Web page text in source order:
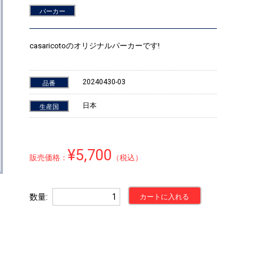
パーカー
casaricotoのオリジナルパーカーです!
品番 20240430-03
生産国 日本
販売価格： ¥5,700 （税込）
数量 カートに入れる